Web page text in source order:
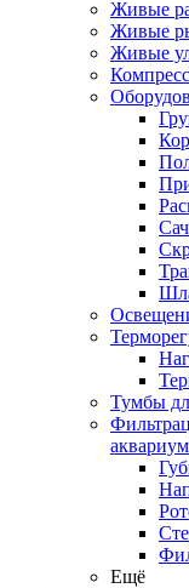
Живые
Живые
Живые
Тумбы
Ещё